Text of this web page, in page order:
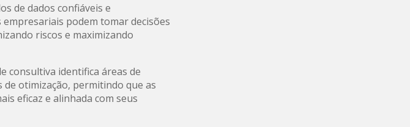
de dados confiáveis e
podem tomar decisões
riscos e maximizando
consultiva identifica áreas de
otimização, permitindo que as
eficaz e alinhada com seus